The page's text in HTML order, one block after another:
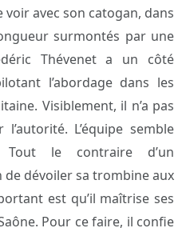
avec son catogan, dans
surmontés par une
Thévenet a un côté
l’abordage dans les
Visiblement, il n’a pas
L’équipe semble
Tout le contraire d’un
de dévoiler sa trombine aux
est qu’il maîtrise ses
Pour ce faire, il confie